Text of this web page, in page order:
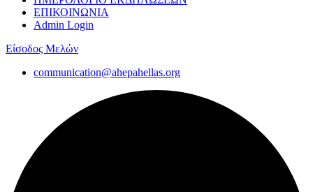
ΕΠΙΚΟΙΝΩΝΙΑ
Admin Login
Είσοδος Μελών
communication@ahepahellas.org